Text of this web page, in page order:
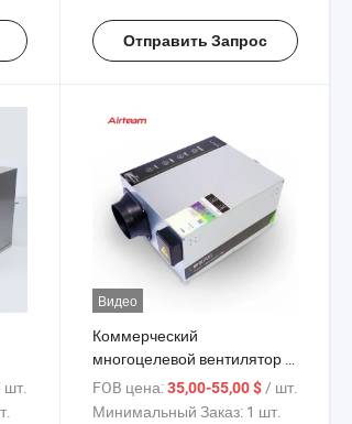
Отправить Запрос
шт.
Видео
Коммерческий
многоцелевой вентилятор с
высоким воздушным
потоком для бесшумного
FOB цена: 35,00-55,00 $/ шт.
Минимальный Заказ: 1 шт.